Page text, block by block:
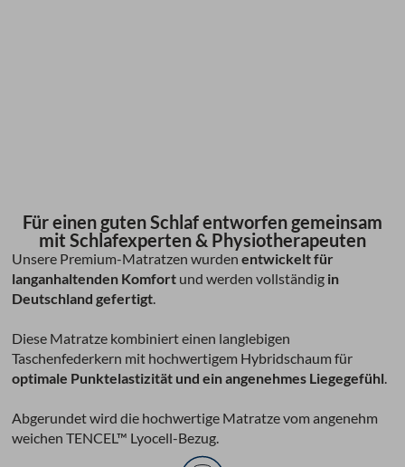
Für einen guten Schlaf entworfen gemeinsam
mit Schlafexperten & Physiotherapeuten
Unsere Premium-Matratzen wurdenentwickelt für
langanhaltenden Komfort und werden vollständig in
Deutschland gefertigt
Diese Matratze kombiniert einen langlebigen
Taschenfederkern mit hochwertigem Hybridschaum für
optimale Punktelastizität und ein angenehmes Liegegefühl
Abgerundet wird die hochwertige Matratze vom angenehm
weichen TENCEL™ Lyocell-Bezug.